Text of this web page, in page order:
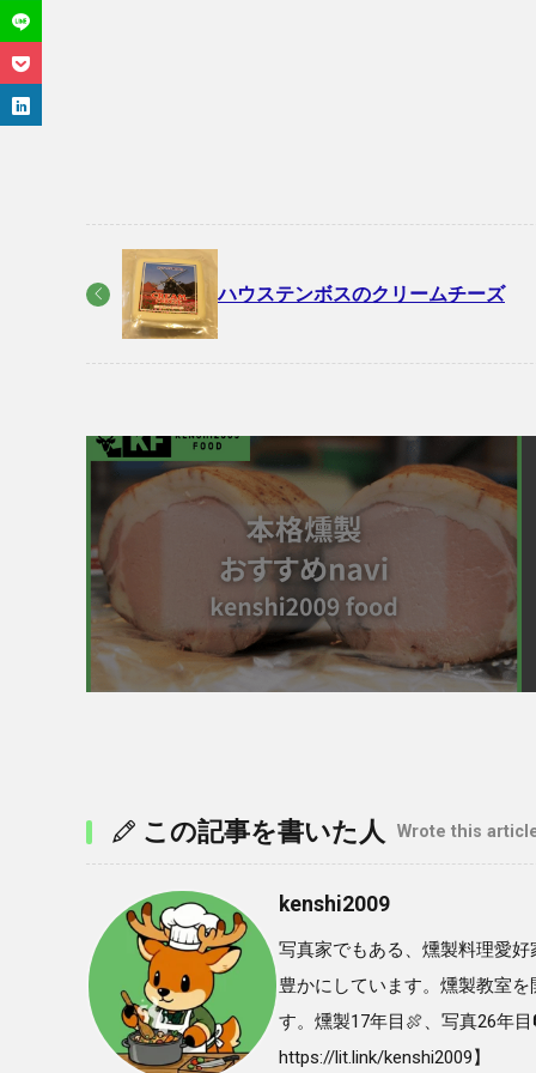
ハウステンボスのクリームチーズ
この記事を書いた人 Wrote this
kenshi2009
写真家でもある、燻製料理愛
豊かにしています。燻製教室
す。燻製17年目🍖、写真26年
https://lit.link/kenshi2009】